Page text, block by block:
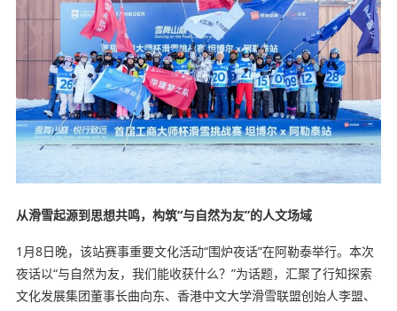
从滑雪起源到思想共鸣，构筑“与自然为友”的人文场域
1月8日晚，该站赛事重要文化活动“围炉夜话”在阿勒泰举行。本次
夜话以“与自然为友，我们能收获什么？”为话题，汇聚了行知探索
文化发展集团董事长曲向东、香港中文大学滑雪联盟创始人李盟、